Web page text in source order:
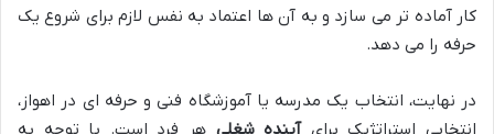
کار آماده تر می سازد و به آن ها اعتماد به نفس لازم برای شروع یک
حرفه را می دهد.
در نهایت، انتخاب یک مدرسه یا آموزشگاه فنی و حرفه ای در اهواز،
انتخابی استراتژیک برایآینده شغلی هر فرد است. با توجه به